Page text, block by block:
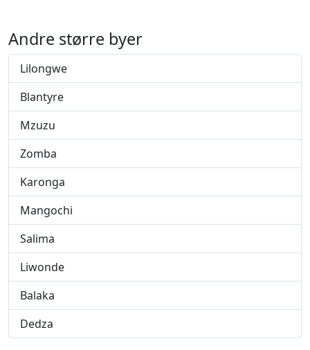
Andre større byer
Lilongwe
Blantyre
Mzuzu
Zomba
Karonga
Mangochi
Salima
Liwonde
Balaka
Dedza